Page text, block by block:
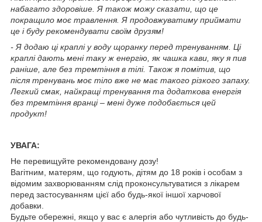
набагато здоровіше. Я також можу сказати, що це
покращило моє травлення. Я продовжуватиму приймати
це і буду рекомендувати своїм друзям!
- Я додаю ці краплі у воду щоранку перед тренуванням. Ці
краплі дають мені таку ж енергію, як чашка кави, яку я пив
раніше, але без тремтіння в тілі. Також я помітив, що
після тренувань моє тіло вже не має такого різкого запаху.
Легкий смак, найкращі тренування та додаткова енергія
без тремтіння вранці – мені дуже подобається цей
продукт!
УВАГА:
Не перевищуйте рекомендовану дозу!
Вагітним, матерям, що годують, дітям до 18 років і особам з
відомим захворюванням слід проконсультуватися з лікарем
перед застосуванням цієї або будь-якої іншої харчової
добавки.
Будьте обережні, якщо у вас є алергія або чутливість до будь-